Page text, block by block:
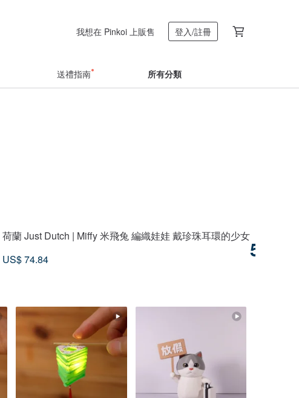
我想在 Pinkoi 上販售 登入/註冊
送禮指南 所有分類
荷蘭 Just Dutch | Miffy 米飛兔 編織娃娃 戴珍珠耳環的少女
US$ 74.84
5